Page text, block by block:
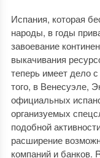
Испания, которая
народы, в годы
завоевание
выкачивания
теперь имеет дело
того, в Венесуэле,
официальных
организуемых
подобной
расширение
компаний и банков.